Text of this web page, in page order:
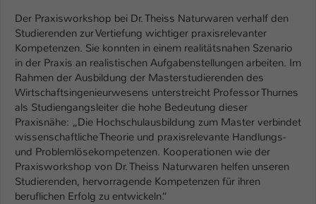
Der Praxisworkshop bei Dr. Theiss Naturwaren verhalf den
Studierenden zur Vertiefung wichtiger praxisrelevanter
Kompetenzen. Sie konnten in einem realitätsnahen Szenario
in der Praxis an realistischen Aufgabenstellungen arbeiten. Im
Rahmen der Ausbildung der Masterstudierenden des
Wirtschaftsingenieurwesens unterstreicht Professor Thurnes
als Studiengangsleiter die hohe Bedeutung dieser
Praxisnähe: „Die Hochschulausbildung zum Master verbindet
wissenschaftliche Theorie und praxisrelevante Handlungs-
und Problemlösekompetenzen. Kooperationen wie der
Praxisworkshop von Dr. Theiss Naturwaren helfen unseren
Studierenden, hervorragende Kompetenzen für ihren
beruflichen Erfolg zu entwickeln.“